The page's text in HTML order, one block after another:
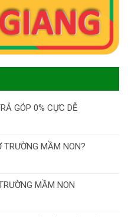
GÓP 0% CỰC DỄ
TRƯỜNG MẦM NON?
MẦM NON